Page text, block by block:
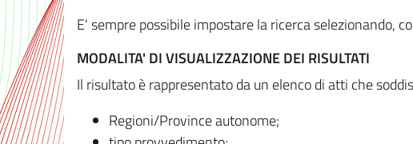
E' sempre possibile impostare la ricerca selezionando,
MODALITA' DI VISUALIZZAZIONE DEI RISULTATI
Il risultato è rappresentato da un elenco di atti che
Regioni/Province autonome;